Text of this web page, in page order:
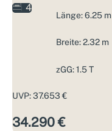
4
Länge: 6.25 m
Breite: 2.32 m
zGG: 1.5 T
UVP: 37.653 €
34.290 €